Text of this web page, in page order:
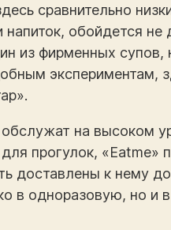
сравнительно
напиток, обойдется
из фирменных супов,
экспериментам,
на высоком
прогулок, «Eatme»
доставлены к нему
в одноразовую, но и в